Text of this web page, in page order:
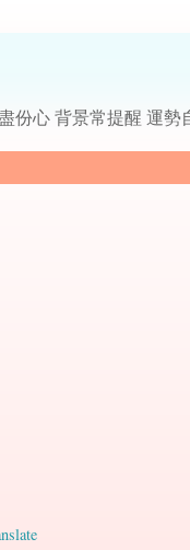
份心 背景常提醒 運勢